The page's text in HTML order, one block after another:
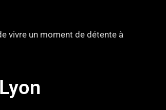
vivre un moment de détente à